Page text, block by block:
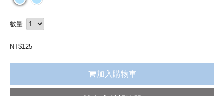
數量
NT$125
加入購物車